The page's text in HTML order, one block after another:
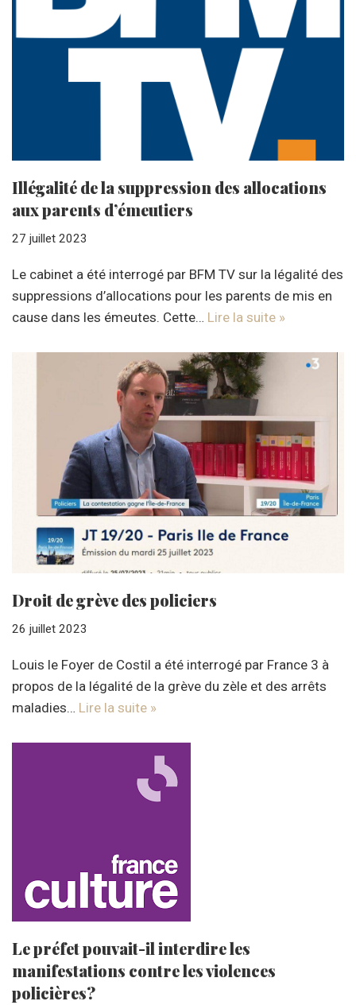
Illégalité de la suppression des allocations
aux parents d’émeutiers
27 juillet 2023
Le cabinet a été interrogé par BFM TV sur la légalité des
suppressions d’allocations pour les parents de mis en
cause dans les émeutes. Cette… Lire la suite »
Droit de grève des policiers
26 juillet 2023
Louis le Foyer de Costil a été interrogé par France 3 à
propos de la légalité de la grève du zèle et des arrêts
maladies… Lire la suite »
Le préfet pouvait-il interdire les
manifestations contre les violences
policières?